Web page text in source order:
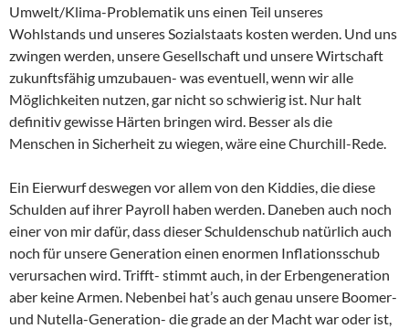
Umwelt/Klima-Problematik uns einen Teil unseres
Wohlstands und unseres Sozialstaats kosten werden. Und uns
zwingen werden, unsere Gesellschaft und unsere Wirtschaft
zukunftsfähig umzubauen- was eventuell, wenn wir alle
Möglichkeiten nutzen, gar nicht so schwierig ist. Nur halt
definitiv gewisse Härten bringen wird. Besser als die
Menschen in Sicherheit zu wiegen, wäre eine Churchill-Rede.
Ein Eierwurf deswegen vor allem von den Kiddies, die diese
Schulden auf ihrer Payroll haben werden. Daneben auch noch
einer von mir dafür, dass dieser Schuldenschub natürlich auch
noch für unsere Generation einen enormen Inflationsschub
verursachen wird. Trifft- stimmt auch, in der Erbengeneration
aber keine Armen. Nebenbei hat’s auch genau unsere Boomer-
und Nutella-Generation- die grade an der Macht war oder ist,